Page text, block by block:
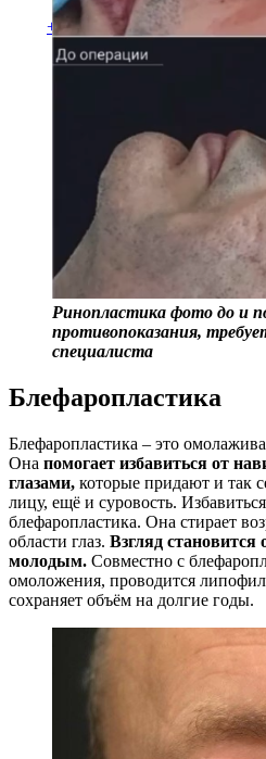
+7 (495) 720-44-20
Ринопластика фото до и
противопоказания,
специалиста
Блефаропластика
Блефаропластика – это
Она помогает избавиться от
глазами, которые придают и так
лицу, ещё и суровость.
блефаропластика. Она стирает
области глаз. Взгляд
молодым. Совместно с
омоложения, проводится
сохраняет объём на долгие годы.